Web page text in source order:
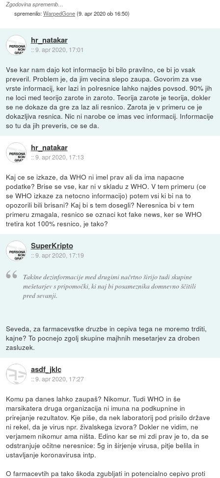
Zgodovina sprememb…
spremenilo:WarpedGone(9. apr 2020 ob 16:50)
hr_natakar
::9. apr 2020, 17:01
Vse kar nam dajo kot informacijo bi bilo pravilno, ce bi jo vsak
preveril. Problem je, da jim vecina slepo zaupa. Govorim za vse
vrste informacij, ker lazi in polresnice lahko najdes povsod. 90% jih
ne loci med teorijo zarote in zaroto. Teorija zarote je teorija, dokler
se ne dokaze da gre za laz ali resnico. Zarota je v primeru ce je
dokazljiva resnica. Nic ni narobe ce imas vec informacij. Informacije
so tu da jih preveris, ce se da.
hr_natakar
::9. apr 2020, 17:13
Kaj ce se izkaze, da WHO ni imel prav ali da ima napacne
podatke? Brise se vse, kar ni v skladu z WHO. V tem primeru (ce
se WHO izkaze za netocno informacijo) potem vsi ki bi na to
opozorili bili brisani? Kaj bi s tem dosegli? Neresnica bi v tem
primeru zmagala, resnico se oznaci kot fake news, ker se WHO
tretira kot 100% resnico, je tako?
SuperKripto
::9. apr 2020, 17:19
Takšne dezinformacije med drugimi načrtno širijo tudi skupine
mešetarjev s pripomočki, ki naj bi posameznika domnevno ščitili
pred sevanji.
Seveda, za farmacevstke druzbe in cepiva tega ne moremo trditi,
kajne? To pocnejo zgolj skupine majhnih mesetarjev za droben
zasluzek.
asdf_jklc
::9. apr 2020, 17:27
Komu pa danes lahko zaupaš? Nikomur. Tudi WHO in še
marsikatera druga organizacija ni imuna na podkupnine in
prirejanje rezultatov. Kje piše, da nek laboratorij pod prisilo države
ni rekel, da je virus npr. živalskega izvora? Dokler ne vidim, ne
verjamem nikomur ama ništa. Edino kar se mi zdi prav je to, da se
odstranjuje očitne neresnice: 5g in širjenje virusa, pitje belila in
ustavljanje koronavirusa intp.
O farmacevtih pa tako škoda zgubljati in potencialno cepivo proti